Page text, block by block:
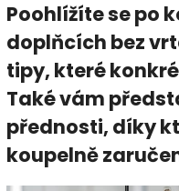
Poohlížíte se po
doplňcích bez
tipy, které
Také vám
přednosti, díky
koupelně